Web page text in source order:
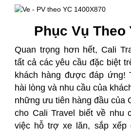
Phục Vụ Theo
Quan trọng hơn hết, Cali
tất cả các yêu cầu đặc biệt
khách hàng được đáp ứng!
hài lòng và nhu cầu của
những ưu tiên hàng đầu của
cho Cali Travel biết về nhu
việc hỗ trợ xe lăn, sắp xếp